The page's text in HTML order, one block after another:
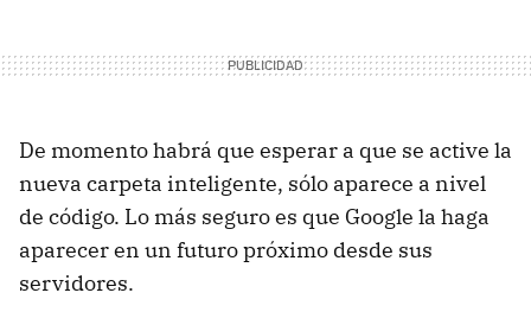
De momento habrá que esperar a que se active la
nueva carpeta inteligente, sólo aparece a nivel
de código. Lo más seguro es que Google la haga
aparecer en un futuro próximo desde sus
servidores.